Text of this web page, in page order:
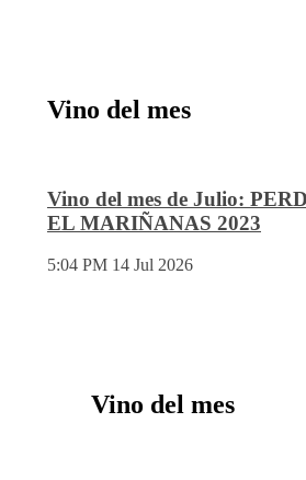
Vino del mes
Vino del mes de Julio:
EL MARIÑANAS 2023
5:04 PM 14 Jul 2026
Vino del mes